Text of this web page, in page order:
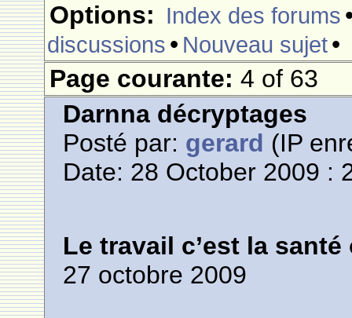
Options: Index des forums
discussions • Nouveau sujet•
Page courante:4 of 63
Darnna décryptages
Posté par: gerard (IP
Date: 28 October 2009 :
Le travail c’est la
27 octobre 2009